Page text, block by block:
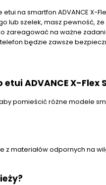
na smartfon ADVANCE X-
szelek, masz pewność,
zareagować na ważne
będzie zawsze
ADVANCE X-Flex
aby pomieścić różne modele
z materiałów odpornych na